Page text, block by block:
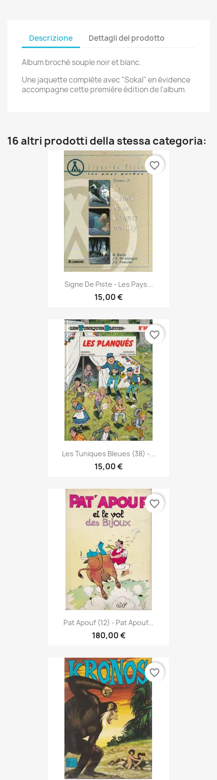
Descrizione Dettagli del prodotto
Album broché souple noir et blanc.
Une jaquette complète avec "Sokal" en évidence
accompagne cette première édition de l'album.
16 altri prodotti della stessa categoria:
Signe De Piste - Les Pays...
15,00 €
favorite_border
Les Tuniques Bleues (38) -...
15,00 €
favorite_border
Pat Apouf (12) - Pat Apouf...
180,00 €
favorite_border
favorite_border